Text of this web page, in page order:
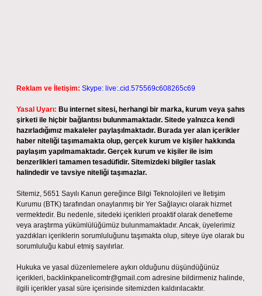
Reklam ve İletişim: Skype: live:.cid.575569c608265c69
Yasal Uyarı: Bu internet sitesi, herhangi bir marka, kurum veya şahıs
şirketi ile hiçbir bağlantısı bulunmamaktadır. Sitede yalnızca kendi
hazırladığımız makaleler paylaşılmaktadır. Burada yer alan içerikler
haber niteliği taşımamakta olup, gerçek kurum ve kişiler hakkında
paylaşım yapılmamaktadır. Gerçek kurum ve kişiler ile isim
benzerlikleri tamamen tesadüfidir. Sitemizdeki bilgiler taslak
halindedir ve tavsiye niteliği taşımazlar.
Sitemiz, 5651 Sayılı Kanun gereğince Bilgi Teknolojileri ve İletişim
Kurumu (BTK) tarafından onaylanmış bir Yer Sağlayıcı olarak hizmet
vermektedir. Bu nedenle, sitedeki içerikleri proaktif olarak denetleme
veya araştırma yükümlülüğümüz bulunmamaktadır. Ancak, üyelerimiz
yazdıkları içeriklerin sorumluluğunu taşımakta olup, siteye üye olarak bu
sorumluluğu kabul etmiş sayılırlar.
Hukuka ve yasal düzenlemelere aykırı olduğunu düşündüğünüz
içerikleri, backlinkpanelicomtr@gmail.com adresine bildirmeniz halinde,
ilgili içerikler yasal süre içerisinde sitemizden kaldırılacaktır.